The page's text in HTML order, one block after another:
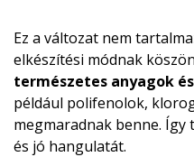
Ez a változat nem
elkészítési módnak
természetes anyagok
például polifenolok,
megmaradnak benne.
és jó hangulatát.